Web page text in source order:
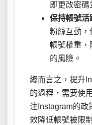
即更改密碼
保持帳號活
粉絲互動，
帳號權重，
的風險。
總而言之，提升
的過程，需要使
注Instagram的政
效降低帳號被限